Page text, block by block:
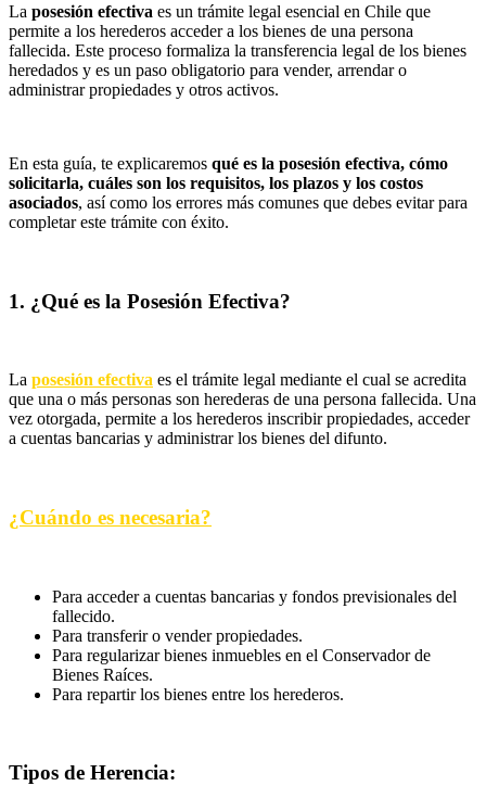
La posesión efectiva es un trámite legal esencial en Chile que
permite a los herederos acceder a los bienes de una persona
fallecida. Este proceso formaliza la transferencia legal de los bienes
heredados y es un paso obligatorio para vender, arrendar o
administrar propiedades y otros activos.
En esta guía, te explicaremos qué es la posesión efectiva, cómo
solicitarla, cuáles son los requisitos, los plazos y los costos
asociados, así como los errores más comunes que debes evitar para
completar este trámite con éxito.
1. ¿Qué es la Posesión Efectiva?
La posesión efectiva es el trámite legal mediante el cual se acredita
que una o más personas son herederas de una persona fallecida. Una
vez otorgada, permite a los herederos inscribir propiedades, acceder
a cuentas bancarias y administrar los bienes del difunto.
¿Cuándo es necesaria?
Para acceder a cuentas bancarias y fondos previsionales del
fallecido.
Para transferir o vender propiedades.
Para regularizar bienes inmuebles en el Conservador de
Bienes Raíces.
Para repartir los bienes entre los herederos.
Tipos de Herencia: